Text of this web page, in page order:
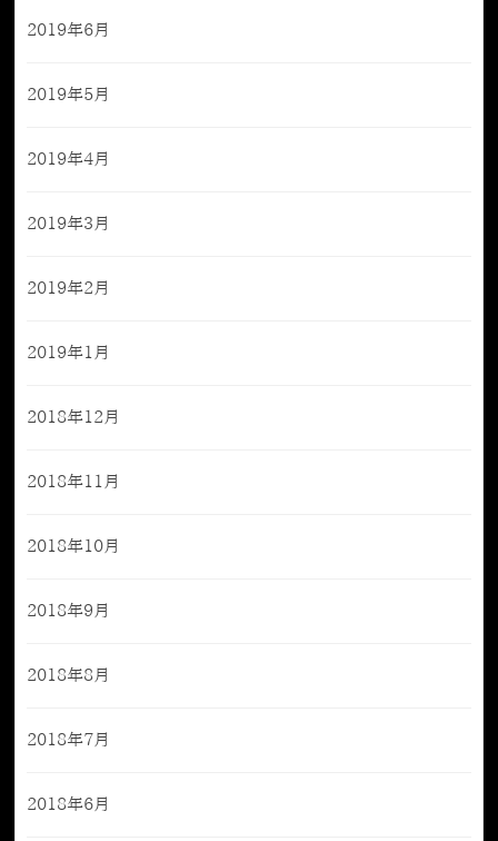
2019年6月
2019年5月
2019年4月
2019年3月
2019年2月
2019年1月
2018年12月
2018年11月
2018年10月
2018年9月
2018年8月
2018年7月
2018年6月